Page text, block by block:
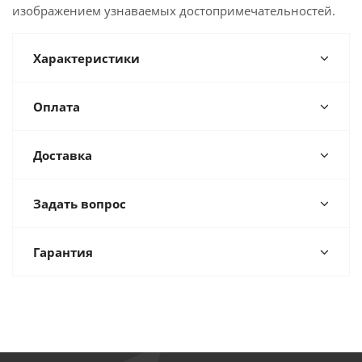
изображением узнаваемых достопримечательностей.
Характеристики
Оплата
Доставка
Задать вопрос
Гарантия